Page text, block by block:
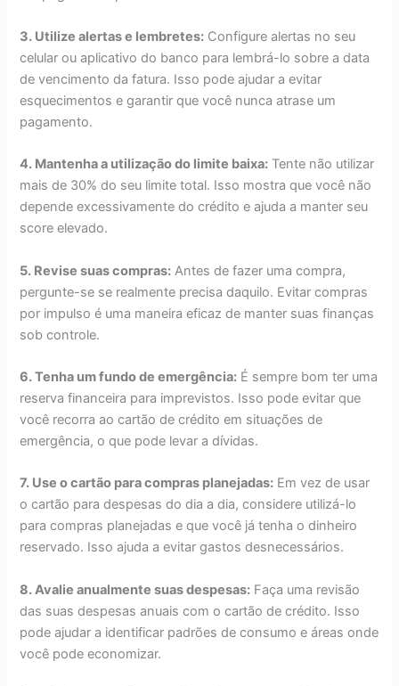
3. Utilize alertas e lembretes: Configure alertas no seu
celular ou aplicativo do banco para lembrá-lo sobre a data
de vencimento da fatura. Isso pode ajudar a evitar
esquecimentos e garantir que você nunca atrase um
pagamento.
4. Mantenha a utilização do limite baixa: Tente não utilizar
mais de 30% do seu limite total. Isso mostra que você não
depende excessivamente do crédito e ajuda a manter seu
score elevado.
5. Revise suas compras: Antes de fazer uma compra,
pergunte-se se realmente precisa daquilo. Evitar compras
por impulso é uma maneira eficaz de manter suas finanças
sob controle.
6. Tenha um fundo de emergência: É sempre bom ter uma
reserva financeira para imprevistos. Isso pode evitar que
você recorra ao cartão de crédito em situações de
emergência, o que pode levar a dívidas.
7. Use o cartão para compras planejadas: Em vez de usar
o cartão para despesas do dia a dia, considere utilizá-lo
para compras planejadas e que você já tenha o dinheiro
reservado. Isso ajuda a evitar gastos desnecessários.
8. Avalie anualmente suas despesas: Faça uma revisão
das suas despesas anuais com o cartão de crédito. Isso
pode ajudar a identificar padrões de consumo e áreas onde
você pode economizar.